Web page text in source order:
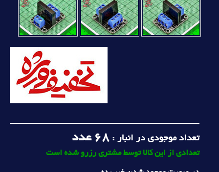
تعداد موجودی در انبار :68 عدد
تعدادی از این کالا توسط مشتری رزرو شده است